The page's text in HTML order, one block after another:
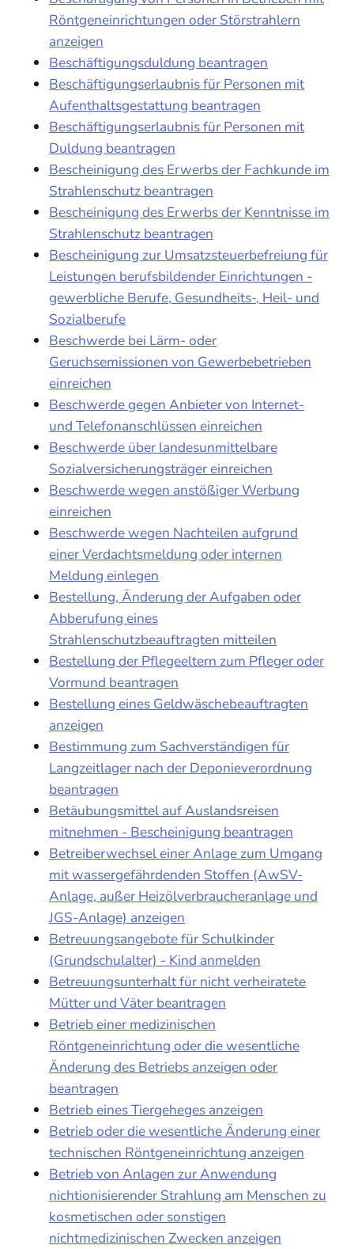
Röntgeneinrichtungen oder Störstrahlern
anzeigen
Beschäftigungsduldung beantragen
Beschäftigungserlaubnis für Personen mit
Aufenthaltsgestattung beantragen
Beschäftigungserlaubnis für Personen mit
Duldung beantragen
Bescheinigung des Erwerbs der Fachkunde im
Strahlenschutz beantragen
Bescheinigung des Erwerbs der Kenntnisse im
Strahlenschutz beantragen
Bescheinigung zur Umsatzsteuerbefreiung für
Leistungen berufsbildender Einrichtungen -
gewerbliche Berufe, Gesundheits-, Heil- und
Sozialberufe
Beschwerde bei Lärm- oder
Geruchsemissionen von Gewerbebetrieben
einreichen
Beschwerde gegen Anbieter von Internet-
und Telefonanschlüssen einreichen
Beschwerde über landesunmittelbare
Sozialversicherungsträger einreichen
Beschwerde wegen anstößiger Werbung
einreichen
Beschwerde wegen Nachteilen aufgrund
einer Verdachtsmeldung oder internen
Meldung einlegen
Bestellung, Änderung der Aufgaben oder
Abberufung eines
Strahlenschutzbeauftragten mitteilen
Bestellung der Pflegeeltern zum Pfleger oder
Vormund beantragen
Bestellung eines Geldwäschebeauftragten
anzeigen
Bestimmung zum Sachverständigen für
Langzeitlager nach der Deponieverordnung
beantragen
Betäubungsmittel auf Auslandsreisen
mitnehmen - Bescheinigung beantragen
Betreiberwechsel einer Anlage zum Umgang
mit wassergefährdenden Stoffen (AwSV-
Anlage, außer Heizölverbraucheranlage und
JGS-Anlage) anzeigen
Betreuungsangebote für Schulkinder
(Grundschulalter) - Kind anmelden
Betreuungsunterhalt für nicht verheiratete
Mütter und Väter beantragen
Betrieb einer medizinischen
Röntgeneinrichtung oder die wesentliche
Änderung des Betriebs anzeigen oder
beantragen
Betrieb eines Tiergeheges anzeigen
Betrieb oder die wesentliche Änderung einer
technischen Röntgeneinrichtung anzeigen
Betrieb von Anlagen zur Anwendung
nichtionisierender Strahlung am Menschen zu
kosmetischen oder sonstigen
nichtmedizinischen Zwecken anzeigen